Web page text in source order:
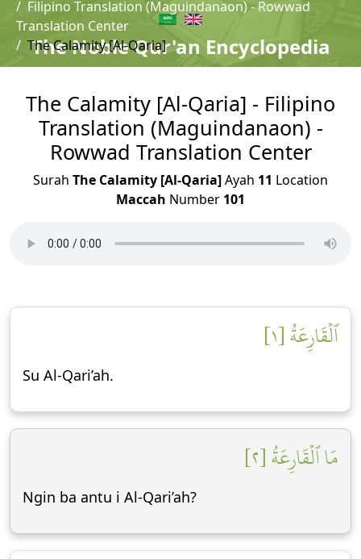
The Noble Qur'an Encyclopedia
Filipino Translation (Maguindanaon) - Rowwad
Translation Center
The Calamity [Al-Qaria]
The Calamity [Al-Qaria] - Filipino
Translation (Maguindanaon) -
Rowwad Translation Center
Surah The Calamity [Al-Qaria]Ayah 11 Location
Maccah Number 101
ٱلۡقَارِعَةُ [١]
Su Al-Qari’ah.
مَا ٱلۡقَارِعَةُ [٢]
Ngin ba antu i Al-Qari’ah?